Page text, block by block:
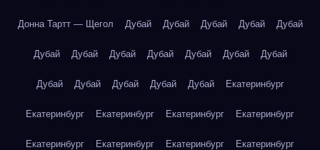
Донна Тартт — Щегол Дубай Дубай Дубай Дубай Дубай
Дубай Дубай Дубай Дубай Дубай Дубай Дубай
Дубай Дубай Дубай Дубай Дубай Екатеринбург
Екатеринбург Екатеринбург Екатеринбург Екатеринбург
Екатеринбург Екатеринбург Екатеринбург Екатеринбург